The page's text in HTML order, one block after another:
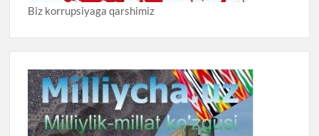
Biz korrupsiyaga qarshimiz